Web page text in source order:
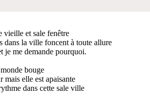
vieille et sale fenêtre
dans la ville foncent à toute allure
je me demande pourquoi.
bouge
mais elle est apaisante
dans cette sale ville